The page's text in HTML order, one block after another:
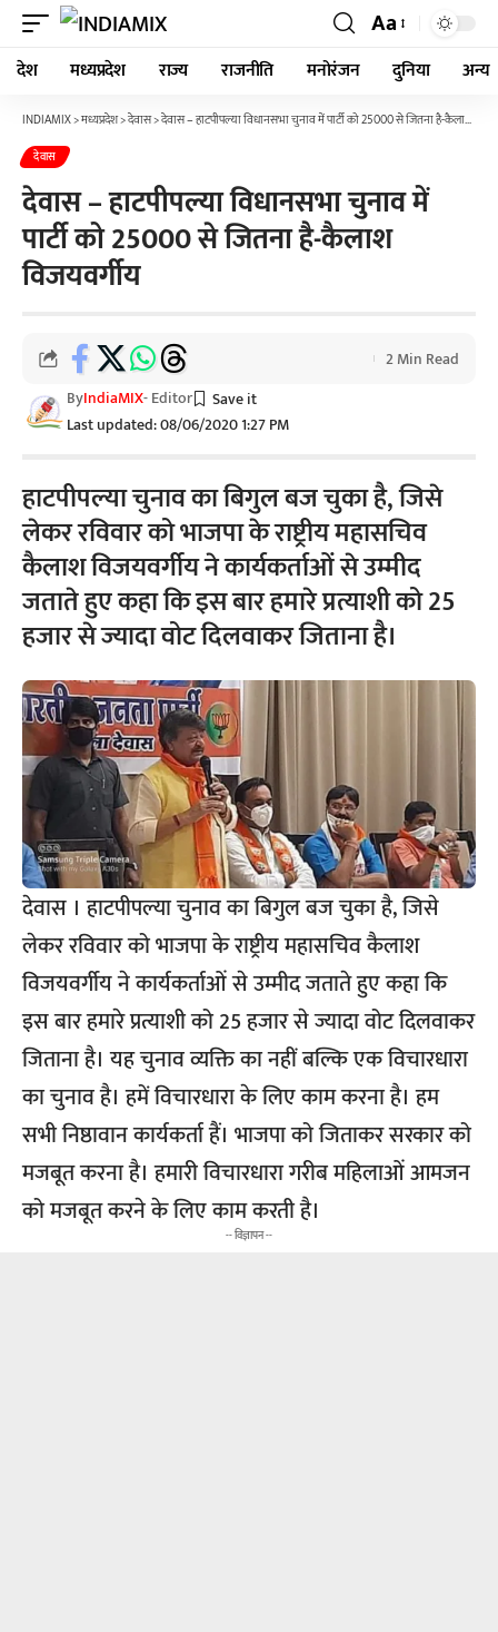
Aa
देश मध्यप्रदेश राज्य राजनीति मनोरंजन दुनिया अन्य
INDIAMIX>मध्यप्रदेश>देवास>देवास – हाटपीपल्या विधानसभा चुनाव में पार्टी को 25000 से जितना है-कैलाश विजयवर्गीय
देवास
देवास – हाटपीपल्या विधानसभा चुनाव में
पार्टी को 25000 से जितना है-कैलाश
विजयवर्गीय
Last updated: 08/06/2020 1:27 PM
ByIndiaMIX- Editor
2 Min Read
हाटपीपल्या चुनाव का बिगुल बज चुका है, जिसे
लेकर रविवार को भाजपा के राष्ट्रीय महासचिव
कैलाश विजयवर्गीय ने कार्यकर्ताओं से उम्मीद
जताते हुए कहा कि इस बार हमारे प्रत्याशी को 25
हजार से ज्यादा वोट दिलवाकर जिताना है।
देवास । हाटपीपल्या चुनाव का बिगुल बज चुका है, जिसे
लेकर रविवार को भाजपा के राष्ट्रीय महासचिव कैलाश
विजयवर्गीय ने कार्यकर्ताओं से उम्मीद जताते हुए कहा कि
इस बार हमारे प्रत्याशी को 25 हजार से ज्यादा वोट दिलवाकर
जिताना है। यह चुनाव व्यक्ति का नहीं बल्कि एक विचारधारा
का चुनाव है। हमें विचारधारा के लिए काम करना है। हम
सभी निष्ठावान कार्यकर्ता हैं। भाजपा को जिताकर सरकार को
मजबूत करना है। हमारी विचारधारा गरीब महिलाओं आमजन
को मजबूत करने के लिए काम करती है।
-- विज्ञापन --